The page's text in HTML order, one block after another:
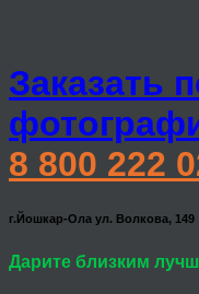
Заказать
8 800 222
г.Йошкар-Ола ул. Волкова, 149
Дарите близким